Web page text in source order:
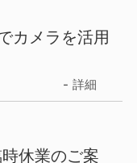
カメラを活用
詳細
休業のご案